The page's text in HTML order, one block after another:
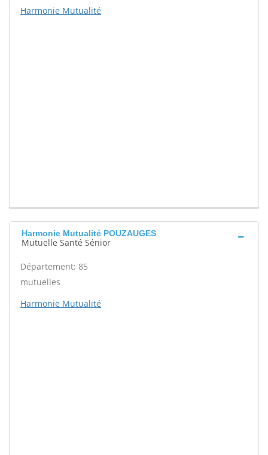
Harmonie Mutualité
Harmonie Mutualité POUZAUGES
Mutuelle Santé Sénior
Département: 85
mutuelles
Harmonie Mutualité